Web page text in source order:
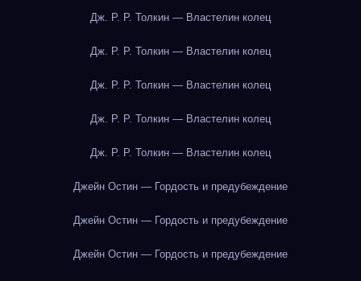
Дж. Р. Р. Толкин — Властелин колец
Дж. Р. Р. Толкин — Властелин колец
Дж. Р. Р. Толкин — Властелин колец
Дж. Р. Р. Толкин — Властелин колец
Дж. Р. Р. Толкин — Властелин колец
Джейн Остин — Гордость и предубеждение
Джейн Остин — Гордость и предубеждение
Джейн Остин — Гордость и предубеждение